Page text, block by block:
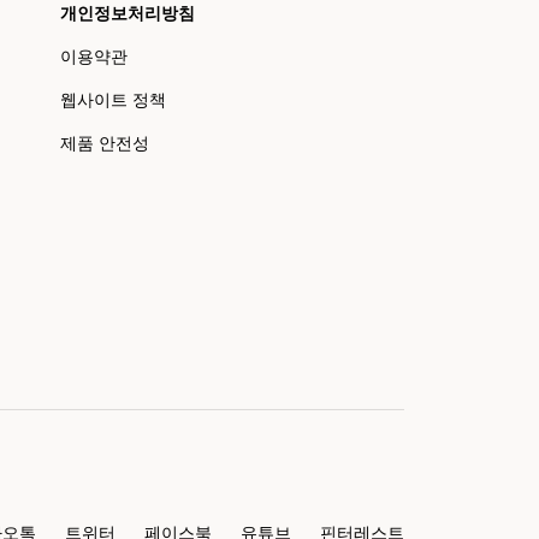
개인정보처리방침
이용약관
웹사이트 정책
제품 안전성
톡 트위터 페이스북 유튜브 핀터레스트